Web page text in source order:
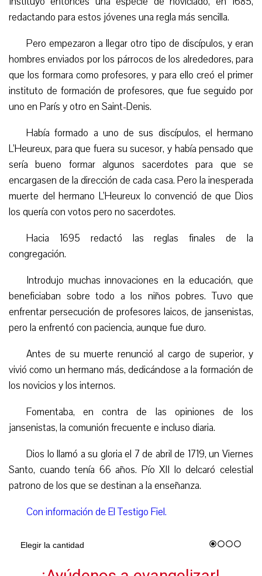
redactando para estos jóvenes una regla más sencilla.
Pero empezaron a llegar otro tipo de discípulos, y eran
hombres enviados por los párrocos de los alrededores, para
que los formara como profesores, y para ello creó el primer
instituto de formación de profesores, que fue seguido por
uno en París y otro en Saint-Denis.
Había formado a uno de sus discípulos, el hermano
L’Heureux, para que fuera su sucesor, y había pensado que
sería bueno formar algunos sacerdotes para que se
encargasen de la dirección de cada casa. Pero la inesperada
muerte del hermano L’Heureux lo convenció de que Dios
los quería con votos pero no sacerdotes.
Hacia 1695 redactó las reglas finales de la
congregación.
Introdujo muchas innovaciones en la educación, que
beneficiaban sobre todo a los niños pobres. Tuvo que
enfrentar persecución de profesores laicos, de jansenistas,
pero la enfrentó con paciencia, aunque fue duro.
Antes de su muerte renunció al cargo de superior, y
vivió como un hermano más, dedicándose a la formación de
los novicios y los internos.
Fomentaba, en contra de las opiniones de los
jansenistas, la comunión frecuente e incluso diaria.
Dios lo llamó a su gloria el 7 de abril de 1719, un Viernes
Santo, cuando tenía 66 años. Pío XII lo delcaró celestial
patrono de los que se destinan a la enseñanza.
Con información de El Testigo Fiel.